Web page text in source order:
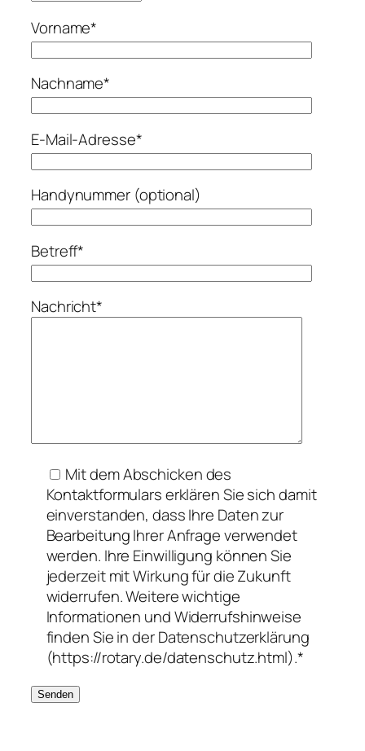
Vorname*
Nachname*
E-Mail-Adresse*
Handynummer (optional)
Betreff*
Nachricht*
Mit dem Abschicken des
Kontaktformulars erklären Sie sich damit
einverstanden, dass Ihre Daten zur
Bearbeitung Ihrer Anfrage verwendet
werden. Ihre Einwilligung können Sie
jederzeit mit Wirkung für die Zukunft
widerrufen. Weitere wichtige
Informationen und Widerrufshinweise
finden Sie in der Datenschutzerklärung
(https://rotary.de/datenschutz.html).*